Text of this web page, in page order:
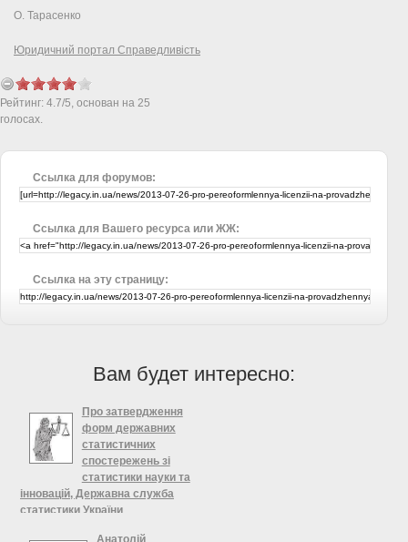
О. Тарасенко
Юридичний портал Справедливість
Рейтинг: 4.7/5, основан на 25
голосах.
Ссылка для форумов:
Ссылка для Вашего ресурса или ЖЖ:
Ссылка на эту страницу:
Вам будет интересно:
Про затвердження
форм державних
статистичних
спостережень зі
статистики науки та
інновацій, Державна служба
статистики України
Про затвердження форм
Анатолій